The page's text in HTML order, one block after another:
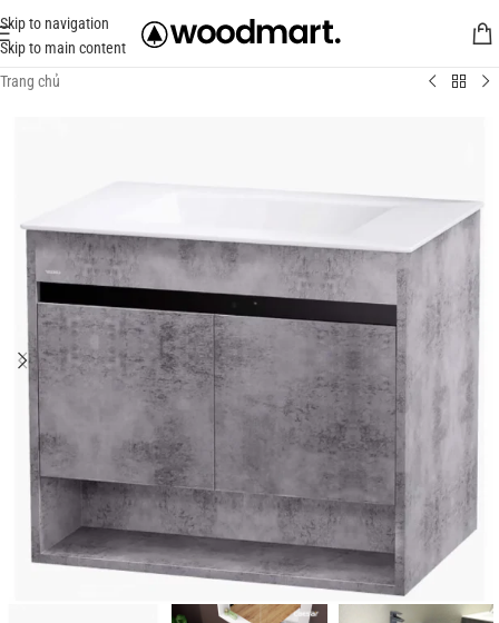
Skip to navigation
Skip to main content
Trang chủ